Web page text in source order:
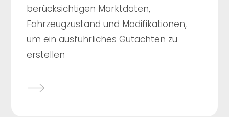
berücksichtigen Marktdaten,
Fahrzeugzustand und Modifikationen,
um ein ausführliches Gutachten zu
erstellen